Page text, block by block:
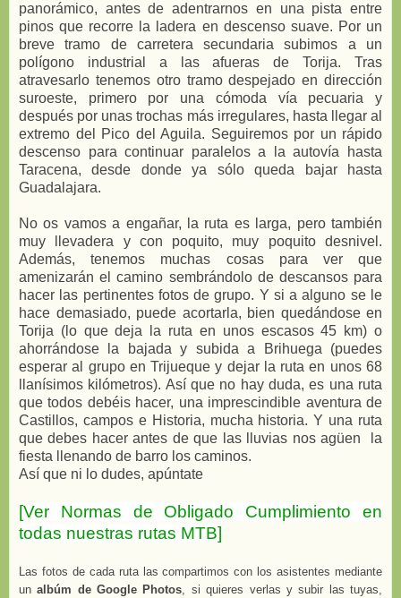
panorámico, antes de adentrarnos en una pista entre
pinos que recorre la ladera en descenso suave. Por un
breve tramo de carretera secundaria subimos a un
polígono industrial a las afueras de Torija. Tras
atravesarlo tenemos otro tramo despejado en dirección
suroeste, primero por una cómoda vía pecuaria y
después por unas trochas más irregulares, hasta llegar al
extremo del Pico del Aguila. Seguiremos por un rápido
descenso para continuar paralelos a la autovía hasta
Taracena, desde donde ya sólo queda bajar hasta
Guadalajara.
No os vamos a engañar, la ruta es larga, pero también
muy llevadera y con poquito, muy poquito desnivel.
Además, tenemos muchas cosas para ver que
amenizarán el camino sembrándolo de descansos para
hacer las pertinentes fotos de grupo. Y si a alguno se le
hace demasiado, puede acortarla, bien quedándose en
Torija (lo que deja la ruta en unos escasos 45 km) o
ahorrándose la bajada y subida a Brihuega (puedes
esperar al grupo en Trijueque y dejar la ruta en unos 68
llanísimos kilómetros). Así que no hay duda, es una ruta
que todos debéis hacer, una imprescindible aventura de
Castillos, campos e Historia, mucha historia. Y una ruta
que debes hacer antes de que las lluvias nos agüen la
fiesta llenando de barro los caminos.
Así que ni lo dudes, apúntate
[Ver Normas de Obligado Cumplimiento en
todas nuestras rutas MTB]
Las fotos de cada ruta las compartimos con los asistentes mediante
unalbúm de Google Photos, si quieres verlas y subir las tuyas,